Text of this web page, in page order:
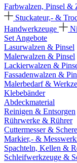
Farbwalzen, Pinsel &
Stuckateur,- &
Handwerkzeuge
Set Angebote
Lasurwalzen & Pinsel
Malerwalzen & Pinsel
Lackierwalzen &
Fassadenwalzen &
Malerbedarf &
Klebebänder
Abdeckmaterial
Reinigen & Entsorgen
Rührwerke & Rührer
Cuttermesser &
Markier,- &
Spachteln, Kellen &
Schleifwerkzeuge &